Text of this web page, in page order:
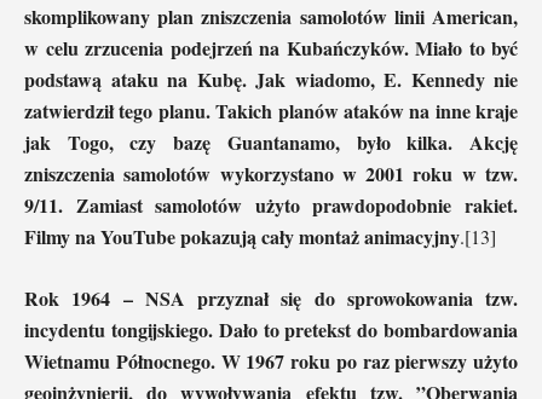
skomplikowany plan zniszczenia samolotów linii American,
w celu zrzucenia podejrzeń na Kubańczyków. Miało to być
podstawą ataku na Kubę. Jak wiadomo, E. Kennedy nie
zatwierdził tego planu. Takich planów ataków na inne kraje
jak Togo, czy bazę Guantanamo, było kilka. Akcję
zniszczenia samolotów wykorzystano w 2001 roku w tzw.
9/11. Zamiast samolotów użyto prawdopodobnie rakiet.
Filmy na YouTube pokazują cały montaż animacyjny.[13]
Rok 1964 – NSA przyznał się do sprowokowania tzw.
incydentu tongijskiego. Dało to pretekst do bombardowania
Wietnamu Północnego. W 1967 roku po raz pierwszy użyto
geoinżynierii, do wywoływania efektu tzw. ”Oberwania